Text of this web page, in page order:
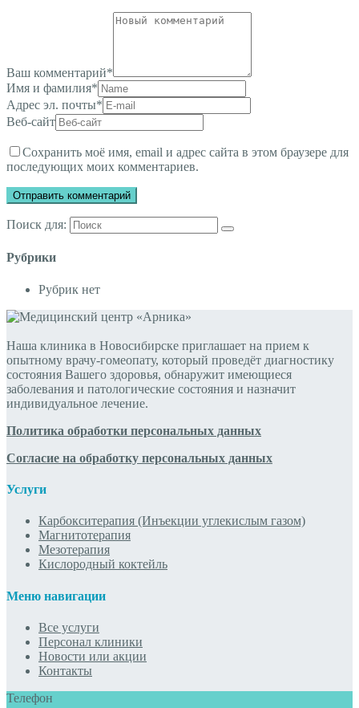
Ваш комментарий*
Имя и фамилия*
Адрес эл. почты*
Веб-сайт
Сохранить моё имя, email и адрес сайта в этом браузере для
последующих моих комментариев.
Поиск для:
Рубрики
Рубрик нет
Наша клиника в Новосибирске приглашает на прием к
опытному врачу-гомеопату, который проведёт диагностику
состояния Вашего здоровья, обнаружит имеющиеся
заболевания и патологические состояния и назначит
индивидуальное лечение.
Политика обработки персональных данных
Согласие на обработку персональных данных
Услуги
Карбокситерапия (Инъекции углекислым газом)
Магнитотерапия
Мезотерапия
Кислородный коктейль
Меню навигации
Все услуги
Персонал клиники
Новости или акции
Контакты
Телефон